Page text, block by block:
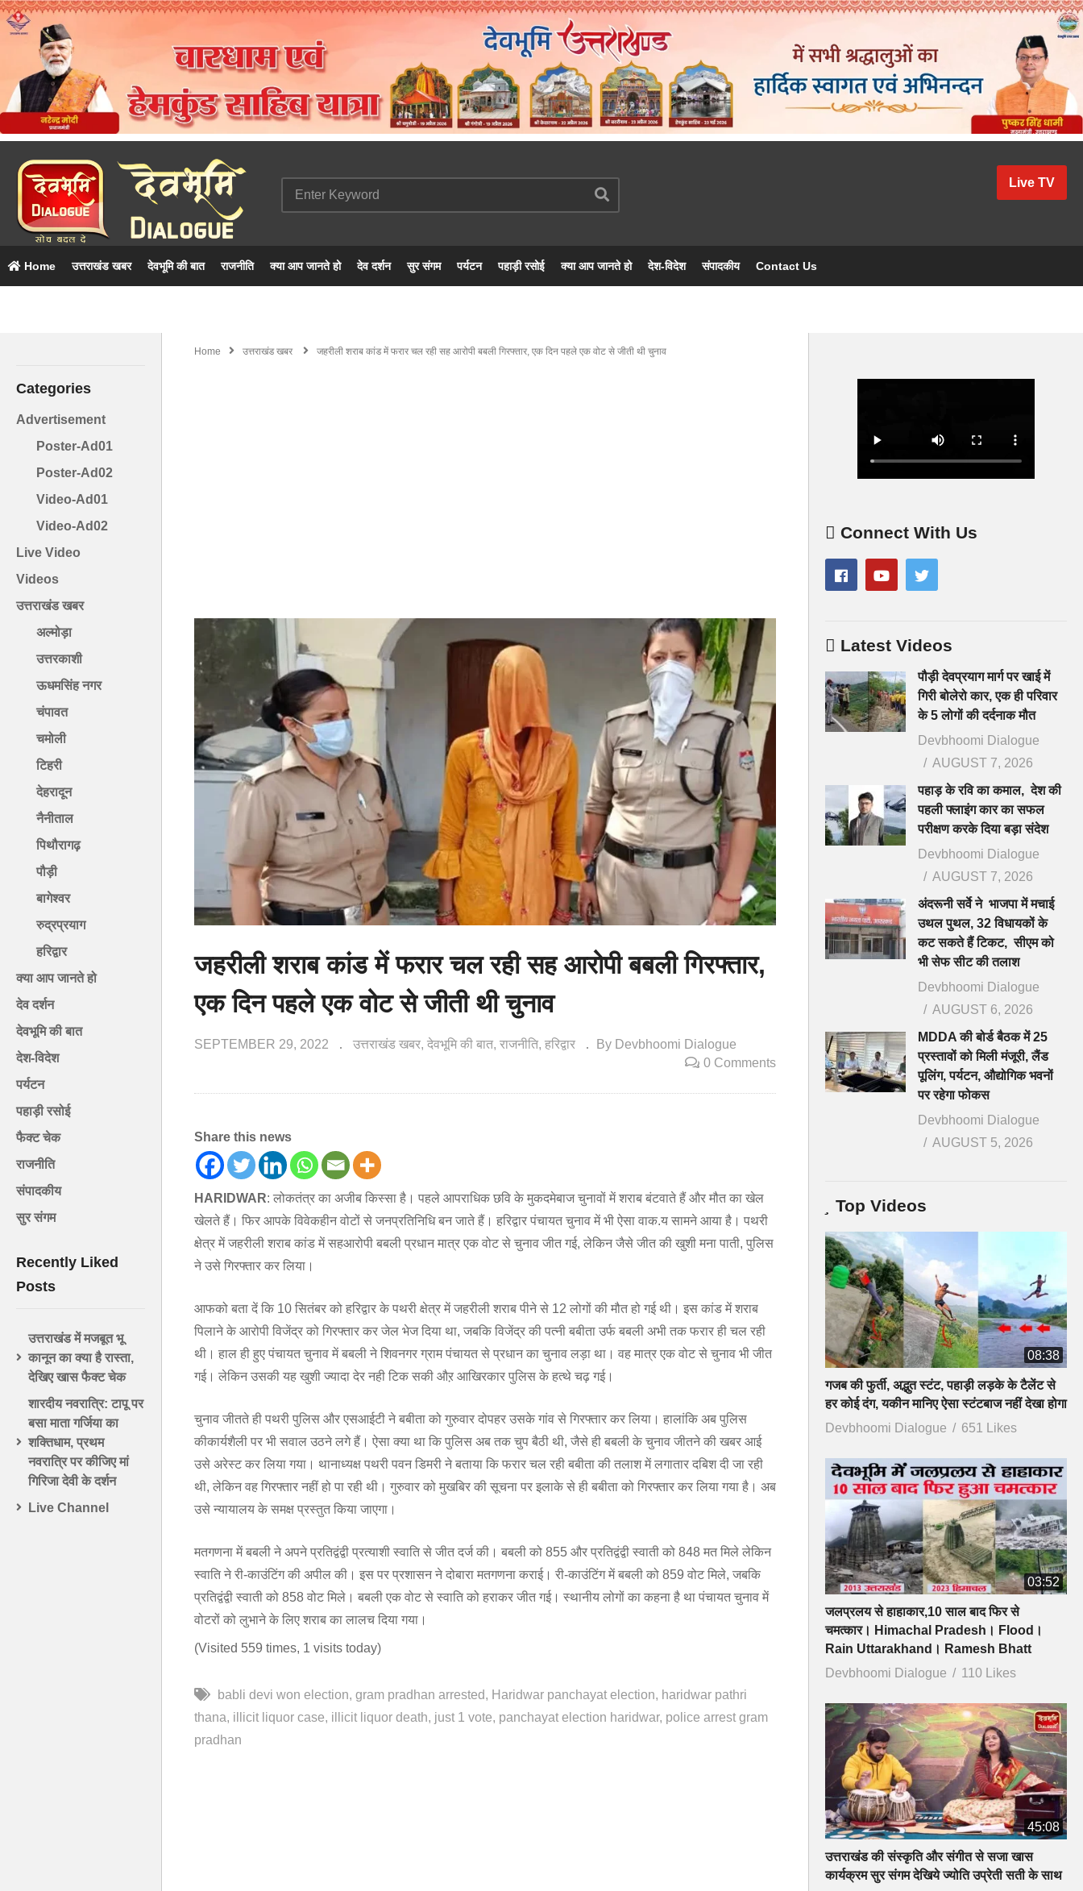
Live TV
Home उत्तराखंड खबर देवभूमि की बात राजनीति क्या आप जानते हो देव दर्शन सुर संगम पर्यटन पहाड़ी रसोई क्या आप जानते हो देश-विदेश संपादकीय Contact Us
Categories
Advertisement
Poster-Ad01
Poster-Ad02
Video-Ad01
Video-Ad02
Live Video
Videos
उत्तराखंड खबर
अल्मोड़ा
उत्तरकाशी
ऊधमसिंह नगर
चंपावत
चमोली
टिहरी
देहरादून
नैनीताल
पिथौरागढ़
पौड़ी
बागेश्वर
रुद्रप्रयाग
हरिद्वार
क्या आप जानते हो
देव दर्शन
देवभूमि की बात
देश-विदेश
पर्यटन
पहाड़ी रसोई
फैक्ट चेक
राजनीति
संपादकीय
सुर संगम
Recently Liked
Posts
उत्तराखंड में मजबूत भू
कानून का क्या है रास्ता,
देखिए खास फैक्ट चेक
शारदीय नवरात्रि: टापू पर
बसा माता गर्जिया का
शक्तिधाम, प्रथम
नवरात्रि पर कीजिए मां
गिरिजा देवी के दर्शन
Live Channel
Home उत्तराखंड खबर जहरीली शराब कांड में फरार चल रही सह आरोपी बबली गिरफ्तार, एक दिन पहले एक वोट से जीती थी चुनाव
जहरीली शराब कांड में फरार चल रही सह आरोपी बबली गिरफ्तार,
एक दिन पहले एक वोट से जीती थी चुनाव
SEPTEMBER 29, 2022 उत्तराखंड खबर देवभूमि की बात राजनीति हरिद्वार
By Devbhoomi Dialogue
0 Comments
Share this news
HARIDWAR: लोकतंत्र का अजीब किस्सा है। पहले आपराधिक छवि के मुकदमेबाज चुनावों में शराब बंटवाते हैं और मौत का खेल
खेलते हैं। फिर आपके विवेकहीन वोटों से जनप्रतिनिधि बन जाते हैं। हरिद्वार पंचायत चुनाव में भी ऐसा वाक.य सामने आया है। पथरी
क्षेत्र में जहरीली शराब कांड में सहआरोपी बबली प्रधान मात्र एक वोट से चुनाव जीत गई, लेकिन जैसे जीत की खुशी मना पाती, पुलिस
ने उसे गिरफ्तार कर लिया।
आफको बता दें कि 10 सितंबर को हरिद्वार के पथरी क्षेत्र में जहरीली शराब पीने से 12 लोगों की मौत हो गई थी। इस कांड में शराब
पिलाने के आरोपी विजेंद्र को गिरफ्तार कर जेल भेज दिया था, जबकि विजेंद्र की पत्नी बबीता उर्फ बबली अभी तक फरार ही चल रही
थी। हाल ही हुए पंचायत चुनाव में बबली ने शिवनगर ग्राम पंचायत से प्रधान का चुनाव लड़ा था। वह मात्र एक वोट से चुनाव भी जीत
गई। लेकिन उसकी यह खुशी ज्यादा देर नही टिक सकी औऱ आखिरकार पुलिस के हत्थे चढ़ गई।
चुनाव जीतते ही पथरी पुलिस और एसआईटी ने बबीता को गुरुवार दोपहर उसके गांव से गिरफ्तार कर लिया। हालांकि अब पुलिस
कीकार्यशैली पर भी सवाल उठने लगे हैं। ऐसा क्या था कि पुलिस अब तक चुप बैठी थी, जैसे ही बबली के चुनाव जीतने की खबर आई
उसे अरेस्ट कर लिया गया। थानाध्यक्ष पथरी पवन डिमरी ने बताया कि फरार चल रही बबीता की तलाश में लगातार दबिश दी जा रही
थी, लेकिन वह गिरफ्तार नहीं हो पा रही थी। गुरुवार को मुखबिर की सूचना पर इलाके से ही बबीता को गिरफ्तार कर लिया गया है। अब
उसे न्यायालय के समक्ष प्रस्तुत किया जाएगा।
मतगणना में बबली ने अपने प्रतिद्वंद्वी प्रत्याशी स्वाति से जीत दर्ज की। बबली को 855 और प्रतिद्वंद्वी स्वाती को 848 मत मिले लेकिन
स्वाति ने री-काउंटिंग की अपील की। इस पर प्रशासन ने दोबारा मतगणना कराई। री-काउंटिंग में बबली को 859 वोट मिले, जबकि
प्रतिद्वंद्वी स्वाती को 858 वोट मिले। बबली एक वोट से स्वाति को हराकर जीत गई। स्थानीय लोगों का कहना है था पंचायत चुनाव में
वोटरों को लुभाने के लिए शराब का लालच दिया गया।
(Visited 559 times, 1 visits today)
babli devi won election gram pradhan arrested Haridwar panchayat election
haridwar pathri
thana illicit liquor case illicit liquor death just 1 vote panchayat election haridwar police arrest gram
pradhan
Connect With Us
Latest Videos
पौड़ी देवप्रयाग मार्ग पर खाई में
गिरी बोलेरो कार, एक ही परिवार
के 5 लोगों की दर्दनाक मौत
Devbhoomi Dialogue
AUGUST 7, 2026
पहाड़ के रवि का कमाल, देश की
पहली फ्लाइंग कार का सफल
परीक्षण करके दिया बड़ा संदेश
Devbhoomi Dialogue
AUGUST 7, 2026
अंदरूनी सर्वे ने भाजपा में मचाई
उथल पुथल, 32 विधायकों के
कट सकते हैं टिकट, सीएम को
भी सेफ सीट की तलाश
Devbhoomi Dialogue
AUGUST 6, 2026
MDDA की बोर्ड बैठक में 25
प्रस्तावों को मिली मंजूरी, लैंड
पूलिंग, पर्यटन, औद्योगिक भवनों
पर रहेगा फोकस
Devbhoomi Dialogue
AUGUST 5, 2026
Top Videos
08:38
गजब की फुर्ती, अद्भुत स्टंट, पहाड़ी लड़के के टैलेंट से
हर कोई दंग, यकीन मानिए ऐसा स्टंटबाज नहीं देखा होगा
Devbhoomi Dialogue
651 Likes
03:52
जलप्रलय से हाहाकार,10 साल बाद फिर से
चमत्कार। Himachal Pradesh। Flood।
Rain Uttarakhand। Ramesh Bhatt
Devbhoomi Dialogue
110 Likes
45:08
उत्तराखंड की संस्कृति और संगीत से सजा खास
कार्यक्रम सुर संगम देखिये ज्योति उप्रेती सती के साथ